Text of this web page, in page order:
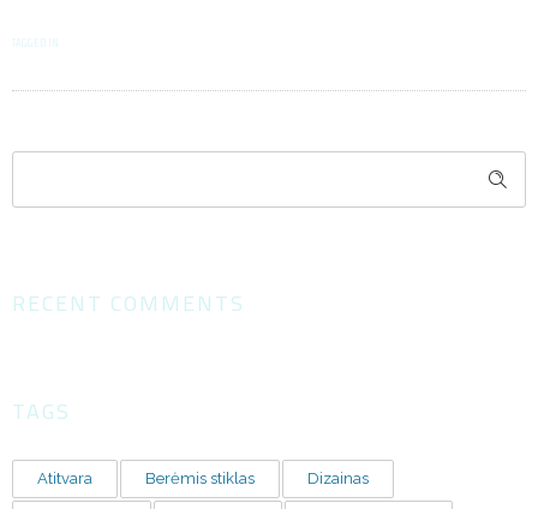
TAGGED IN
RECENT COMMENTS
TAGS
Atitvara Berėmis stiklas Dizainas